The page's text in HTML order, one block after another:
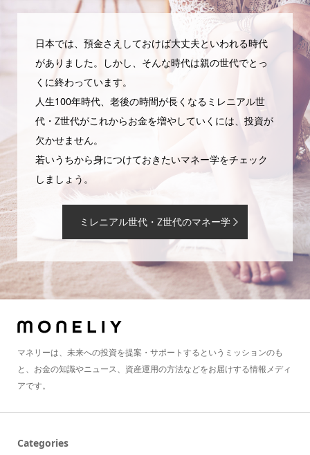
日本では、預金さえしておけば大丈夫といわれる時代
がありました。しかし、そんな時代は親の世代でとっ
くに終わっています。
人生100年時代、老後の時間が長くなるミレニアル世
代・Z世代がこれからお金を増やしていくには、投資が
欠かせません。
若いうちから身につけておきたいマネー学をチェック
しましょう。
ミレニアル世代・Z世代のマネー学
マネリーは、未来への投資を提案・サポートするというミッションのも
と、お金の知識やニュース、資産運用の方法などをお届けする情報メディ
アです。
Categories